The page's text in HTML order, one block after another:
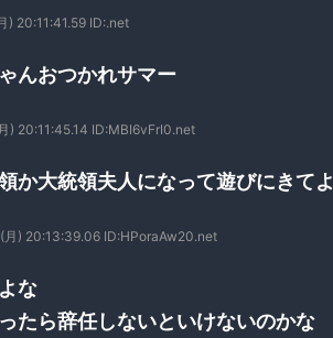
) 20:11:41.59 ID:.net
んおつかれサマー
) 20:11:45.14 ID:MBI6vFrI0.net
か大統領夫人になって遊びにきてよ
月) 20:13:39.06 ID:HPoraAw20.net
な
たら辞任しないといけないのかな